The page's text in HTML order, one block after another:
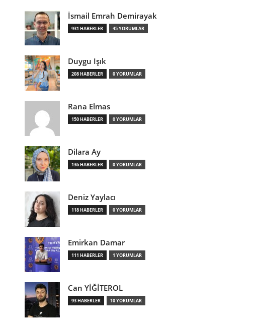
İsmail Emrah Demirayak
931 HABERLER 45 YORUMLAR
Duygu Işık
208 HABERLER 0 YORUMLAR
Rana Elmas
150 HABERLER 0 YORUMLAR
Dilara Ay
136 HABERLER 0 YORUMLAR
Deniz Yaylacı
118 HABERLER 0 YORUMLAR
Emirkan Damar
111 HABERLER 1 YORUMLAR
Can YİĞİTEROL
93 HABERLER 10 YORUMLAR